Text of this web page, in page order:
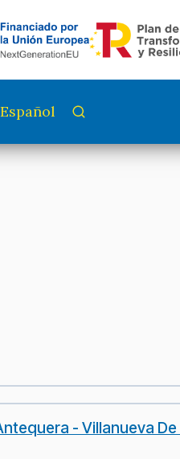
Español
- Villanueva